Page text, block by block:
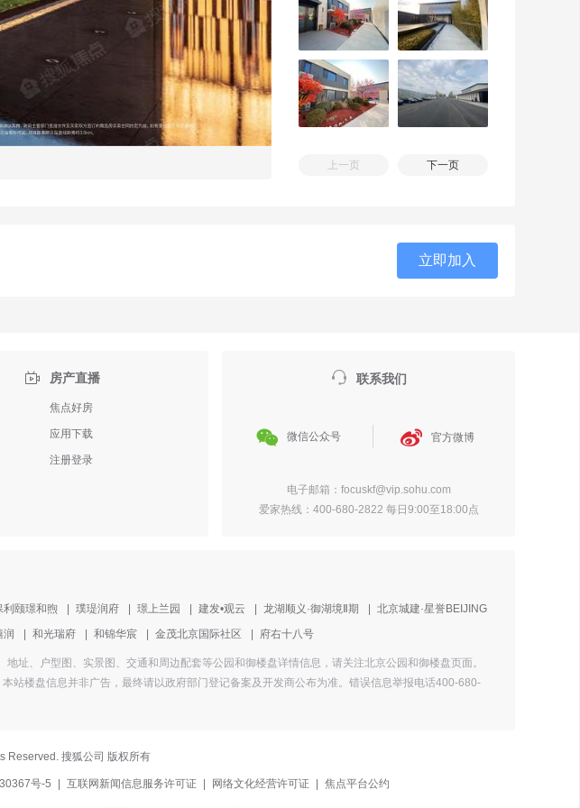
上一页 下一页
立即加入
 房产直播
焦点好房
应用下载
注册登录
 联系我们
 微信公众号  官方微博
电子邮箱：focuskf@vip.sohu.com
爱家热线：400-680-2822 每日9:00至18:00点
利颐璟和煦 璞瑅润府 璟上兰园 建发•观云 龙湖顺义·御湖境Ⅱ期
北京城建·星誉BEIJING
润 和光瑞府 和锦华宸 金茂北京国际社区 府右十八号
、户型图、实景图、交通和周边配套等公园和御楼盘详情信息，请关注北京公园和御楼盘页面。
站楼盘信息并非广告，最终请以政府部门登记备案及开发商公布为准。错误信息举报电话400-680-
Reserved. 搜狐公司 版权所有
号-5 互联网新闻信息服务许可证 网络文化经营许可证 焦点平台公约